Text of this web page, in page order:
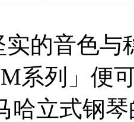
的音色与
系列」便
哈立式钢